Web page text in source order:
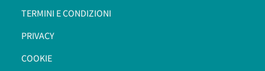
TERMINI E CONDIZIONI
PRIVACY
COOKIE